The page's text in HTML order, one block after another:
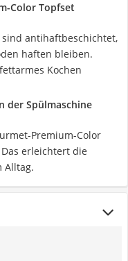
Color Topfset
sind antihaftbeschichtet,
haften bleiben.
Kochen
der Spülmaschine
Premium-Color
erleichtert die
Alltag.